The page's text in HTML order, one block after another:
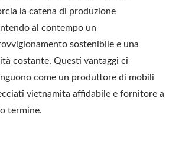
la catena di produzione
al contempo un
sostenibile e una
costante. Questi vantaggi ci
come un produttore di mobili
vietnamita affidabile e fornitore a
termine.